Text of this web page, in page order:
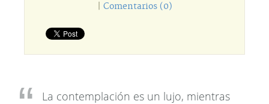
Comentarios (0)
La contemplación es un lujo, mientras